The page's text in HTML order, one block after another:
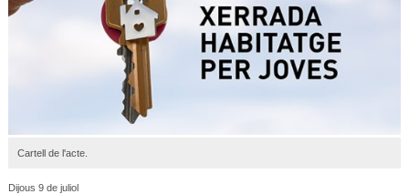
Cartell de l'acte.
Dijous 9 de juliol